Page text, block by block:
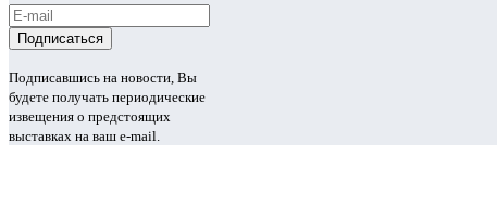
Подписавшись на новости, Вы
будете получать периодические
извещения о предстоящих
выставках на ваш e-mail.